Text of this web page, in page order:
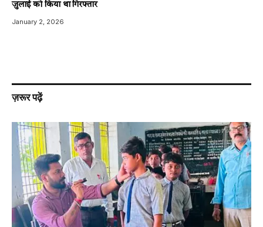
जुलाई को किया था गिरफ्तार
January 2, 2026
ज़रूर पढ़ें